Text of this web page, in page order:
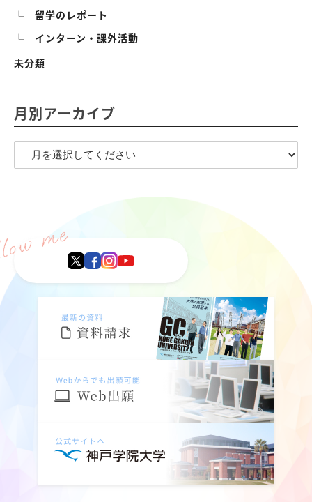
留学のレポート
インターン・課外活動
未分類
月別アーカイブ